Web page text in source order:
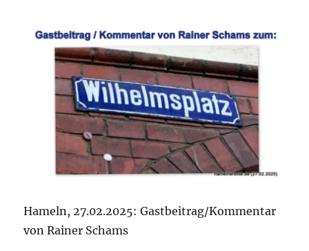
Schams)
Hameln, 27.02.2025: Gastbeitrag/Kommentar
von Rainer Schams